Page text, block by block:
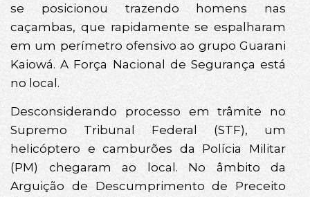
se posicionou trazendo homens nas
caçambas, que rapidamente se espalharam
em um perímetro ofensivo ao grupo Guarani
Kaiowá. A Força Nacional de Segurança está
no local.
Desconsiderando processo em trâmite no
Supremo Tribunal Federal (STF), um
helicóptero e camburões da Polícia Militar
(PM) chegaram ao local. No âmbito da
Arguição de Descumprimento de Preceito